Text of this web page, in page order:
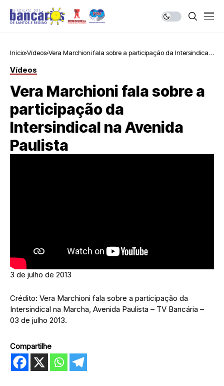
Início Vídeos Vera Marchioni fala sobre a participação da Intersindical
Vídeos
Vera Marchioni fala sobre a
participação da
Intersindical na Avenida
Paulista
3 de julho de 2013
Crédito: Vera Marchioni fala sobre a participação da
Intersindical na Marcha, Avenida Paulista – TV Bancária –
03 de julho 2013.
Compartilhe